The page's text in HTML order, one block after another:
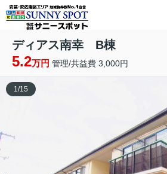
ディアス南幸 B棟
5.2万円 管理/共益費 3,000円
1/15